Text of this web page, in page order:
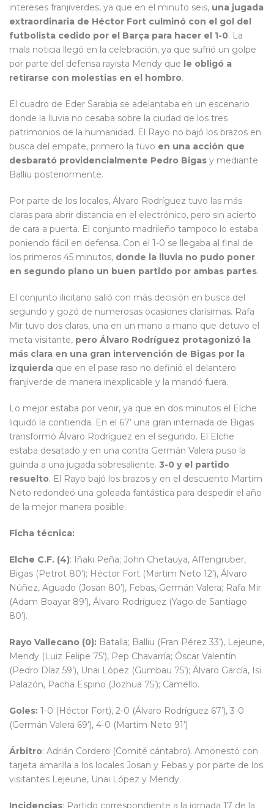
intereses franjiverdes, ya que en el minuto seis, una jugada
extraordinaria de Héctor Fort culminó con el gol del
futbolista cedido por el Barça para hacer el 1-0. La
mala noticia llegó en la celebración, ya que sufrió un golpe
por parte del defensa rayista Mendy que le obligó a
retirarse con molestias en el hombro.
El cuadro de Eder Sarabia se adelantaba en un escenario
donde la lluvia no cesaba sobre la ciudad de los tres
patrimonios de la humanidad. El Rayo no bajó los brazos en
busca del empate, primero la tuvo en una acción que
desbarató providencialmente Pedro Bigas y mediante
Balliu posteriormente.
Por parte de los locales, Álvaro Rodríguez tuvo las más
claras para abrir distancia en el electrónico, pero sin acierto
de cara a puerta. El conjunto madrileño tampoco lo estaba
poniendo fácil en defensa. Con el 1-0 se llegaba al final de
los primeros 45 minutos, donde la lluvia no pudo poner
en segundo plano un buen partido por ambas partes.
El conjunto ilicitano salió con más decisión en busca del
segundo y gozó de numerosas ocasiones clarísimas. Rafa
Mir tuvo dos claras, una en un mano a mano que detuvo el
meta visitante, pero Álvaro Rodríguez protagonizó la
más clara en una gran intervención de Bigas por la
izquierda que en el pase raso no definió el delantero
franjiverde de manera inexplicable y la mandó fuera.
Lo mejor estaba por venir, ya que en dos minutos el Elche
liquidó la contienda. En el 67’ una gran internada de Bigas
transformó Álvaro Rodríguez en el segundo. El Elche
estaba desatado y en una contra Germán Valera puso la
guinda a una jugada sobresaliente. 3-0 y el partido
resuelto. El Rayo bajó los brazos y en el descuento Martim
Neto redondeó una goleada fantástica para despedir el año
de la mejor manera posible.
Ficha técnica:
Elche C.F. (4): Iñaki Peña; John Chetauya, Affengruber,
Bigas (Petrot 80’); Héctor Fort (Martim Neto 12’), Álvaro
Núñez, Aguado (Josan 80’), Febas, Germán Valera; Rafa Mir
(Adam Boayar 89’), Álvaro Rodríguez (Yago de Santiago
80’).
Rayo Vallecano (0): Batalla; Balliu (Fran Pérez 33’), Lejeune,
Mendy (Luiz Felipe 75’), Pep Chavarría; Óscar Valentín
(Pedro Díaz 59’), Unai López (Gumbau 75’); Álvaro García, Isi
Palazón, Pacha Espino (Jozhua 75’); Camello.
Goles: 1-0 (Héctor Fort), 2-0 (Álvaro Rodríguez 67’), 3-0
(Germán Valera 69’), 4-0 (Martim Neto 91’)
Árbitro: Adrián Cordero (Comité cántabro). Amonestó con
tarjeta amarilla a los locales Josan y Febas y por parte de los
visitantes Lejeune, Unai López y Mendy.
Incidencias: Partido correspondiente a la jornada 17 de la